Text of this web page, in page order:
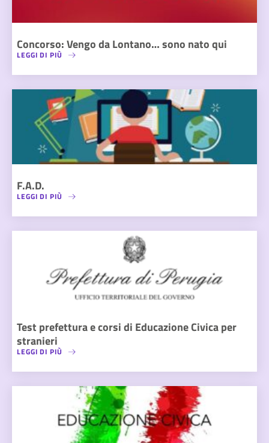
Concorso: Vengo da Lontano… sono nato qui
LEGGI DI PIÙ
F.A.D.
LEGGI DI PIÙ
Test prefettura e corsi di Educazione Civica per
stranieri
LEGGI DI PIÙ